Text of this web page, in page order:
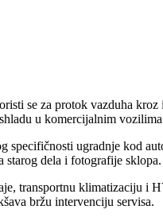
se za protok vazduha
u komercijalnim
specifičnosti ugradnje kod
starog dela i fotografije sklopa.
transportnu klimatizaciju i
bržu intervenciju servisa.